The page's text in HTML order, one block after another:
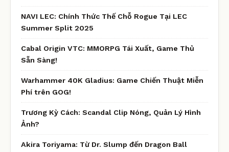
NAVI LEC: Chính Thức Thế Chỗ Rogue Tại LEC
Summer Split 2025
Cabal Origin VTC: MMORPG Tái Xuất, Game Thủ
Sẵn Sàng!
Warhammer 40K Gladius: Game Chiến Thuật Miễn
Phí trên GOG!
Trương Kỳ Cách: Scandal Clip Nóng, Quản Lý Hình
Ảnh?
Akira Toriyama: Từ Dr. Slump đến Dragon Ball